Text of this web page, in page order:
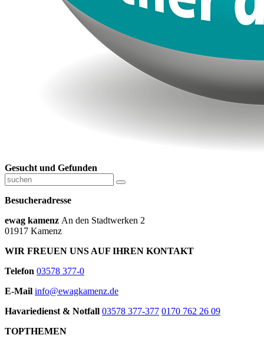
Gesucht und Gefunden
Besucheradresse
ewag kamenz An den Stadtwerken 2
01917 Kamenz
WIR FREUEN UNS AUF IHREN KONTAKT
Telefon 03578 377-0
E-Mail info@ewagkamenz.de
Havariedienst & Notfall 03578 377-377 0170 762 26 09
TOPTHEMEN